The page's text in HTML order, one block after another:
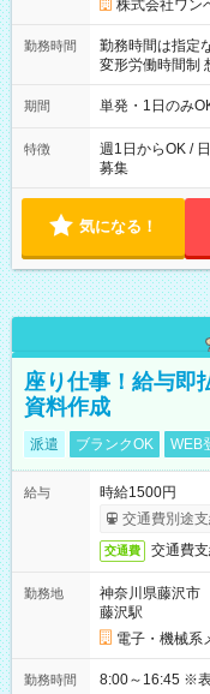
株式会社ワン
勤務時間
勤務時間は指定
変形労働時間制 想定労働
～21：00
期間 単発・1日のみ
特徴
週1日からOK /
募集
気になる！
座り仕事！給与即
資料作成
派遣 ブランクOK WEB
給与
時給1500円
交通費別途支
交通費 交通費支
勤務地
神奈川県藤沢市
藤沢駅
電子・機械系
勤務時間 8:00